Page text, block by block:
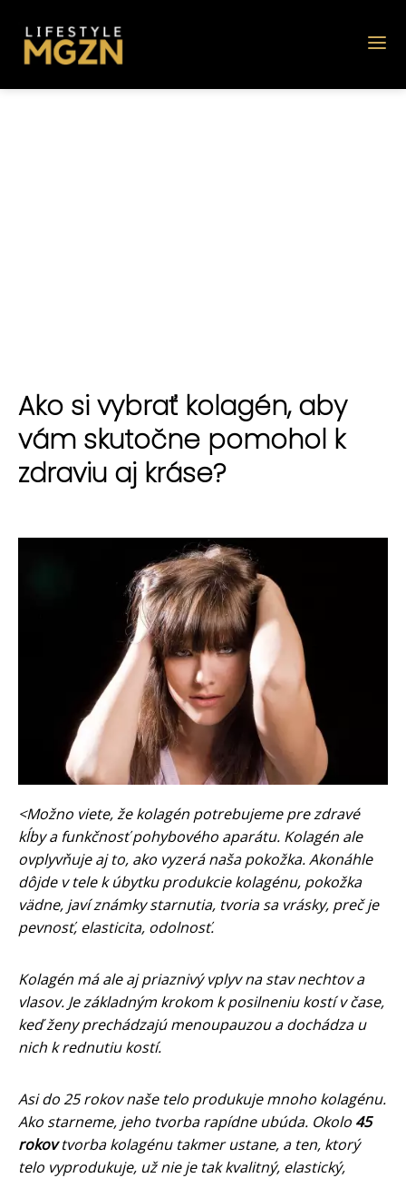
Ako si vybrať kolagén, aby
vám skutočne pomohol k
zdraviu aj kráse?
<Možno viete, žekolagén potrebujeme pre zdravé
kĺby a funkčnosť pohybového aparátu. Kolagén ale
ovplyvňuje aj to, ako vyzerá naša pokožka. Akonáhle
dôjde v tele k úbytku produkcie kolagénu, pokožka
vädne, javí známky starnutia, tvoria sa vrásky, preč je
pevnosť, elasticita, odolnosť.
Kolagén má ale aj priaznivý vplyv na stav nechtov a
vlasov. Je základným krokom k posilneniu kostí v čase,
keď ženy prechádzajú menoupauzou a dochádza u
nich k rednutiu kostí.
Asi do 25 rokov naše telo produkuje mnoho kolagénu.
Ako starneme, jeho tvorba rapídne ubúda. Okolo 45
rokovtvorba kolagénu takmer ustane, a ten, ktorý
telo vyprodukuje, už nie je tak kvalitný, elastický,